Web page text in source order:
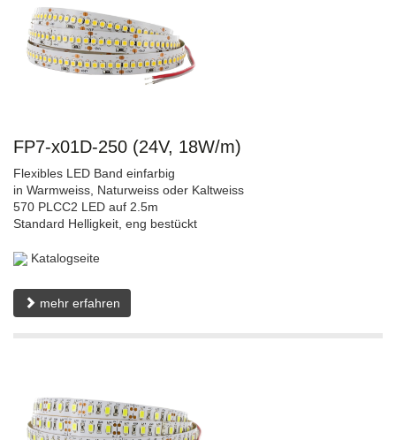
FP7-x01D-250 (24V, 18W/m)
Flexibles LED Band einfarbig
in Warmweiss, Naturweiss oder Kaltweiss
570 PLCC2 LED auf 2.5m
Standard Helligkeit, eng bestückt
Katalogseite
mehr erfahren